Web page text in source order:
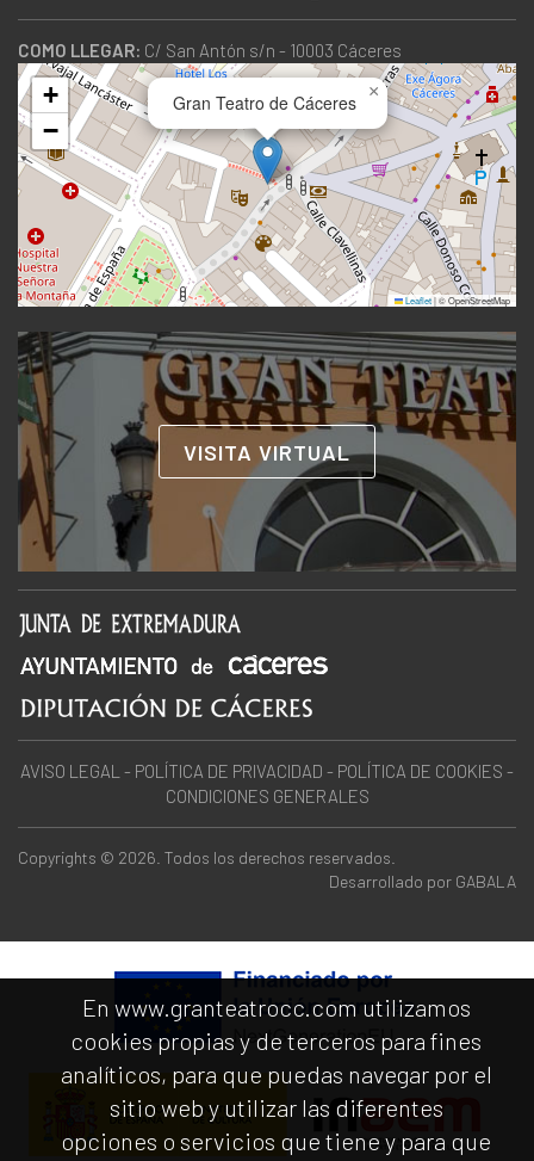
COMO LLEGAR: C/ San Antón s/n - 10003 Cáceres
Gran Teatro de Cáceres ×
+
−
Leaflet|© OpenStreetMap
VISITA VIRTUAL
AVISO LEGAL - POLÍTICA DE PRIVACIDAD - POLÍTICA DE COOKIES -
CONDICIONES GENERALES
Copyrights © 2026. Todos los derechos reservados.
Desarrollado por GABALA
En www.granteatrocc.com utilizamos
cookies propias y de terceros para fines
analíticos, para que puedas navegar por el
sitio web y utilizar las diferentes
opciones o servicios que tiene y para que